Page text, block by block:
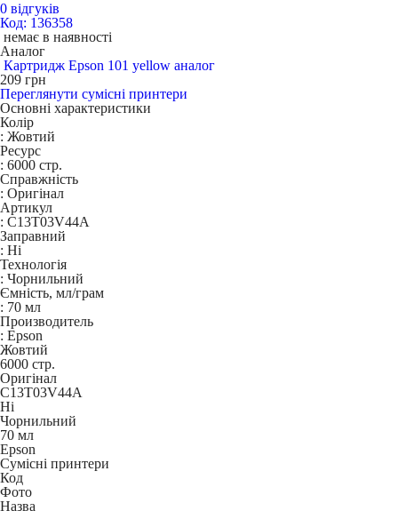
0 відгуків
Код: 136358
немає в наявності
Аналог
Картридж Epson 101 yellow аналог
209 грн
Переглянути сумісні принтери
Основні характеристики
Колір
: Жовтий
Ресурс
: 6000 стр.
Справжність
: Оригінал
Артикул
: C13T03V44A
Заправний
: Ні
Технологія
: Чорнильний
Ємність, мл/грам
: 70 мл
Производитель
: Epson
Жовтий
6000 стр.
Оригінал
C13T03V44A
Ні
Чорнильний
70 мл
Epson
Сумісні принтери
Код
Фото
Назва